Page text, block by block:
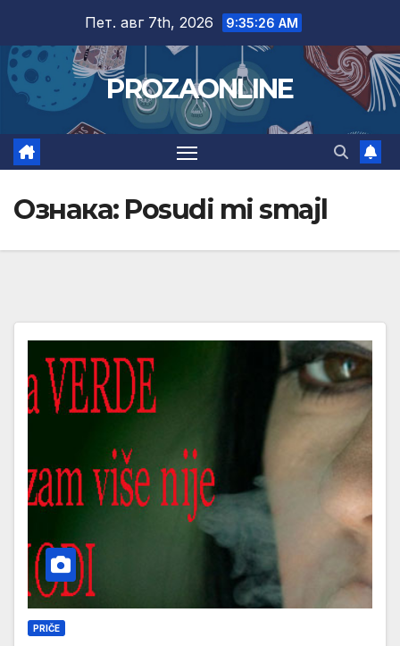
content
Пет. авг 7th, 2026 9:35:27 AM
PROZAONLINE
Ознака: Posudi mi smajl
PRIČE